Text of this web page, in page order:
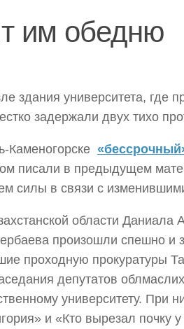
им обедню
здания университета, где
задержали двух тихо
Каменогорске
писали в предыдущем
силы в связи с
области Даниала
произошли спешно и
проходную прокуратуры
депутатов
университету. При
и «Кто вырезал почку